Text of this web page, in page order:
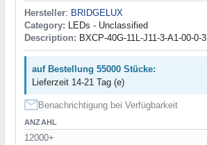
Hersteller: BRIDGELUX
Category: LEDs - Unclassified
Description: BXCP-40G-11L-J11-3-A1-00-0-3
auf Bestellung 55000 Stücke:
Lieferzeit 14-21 Tag (e)
Benachrichtigung bei Verfügbarkeit
ANZAHL
12000+